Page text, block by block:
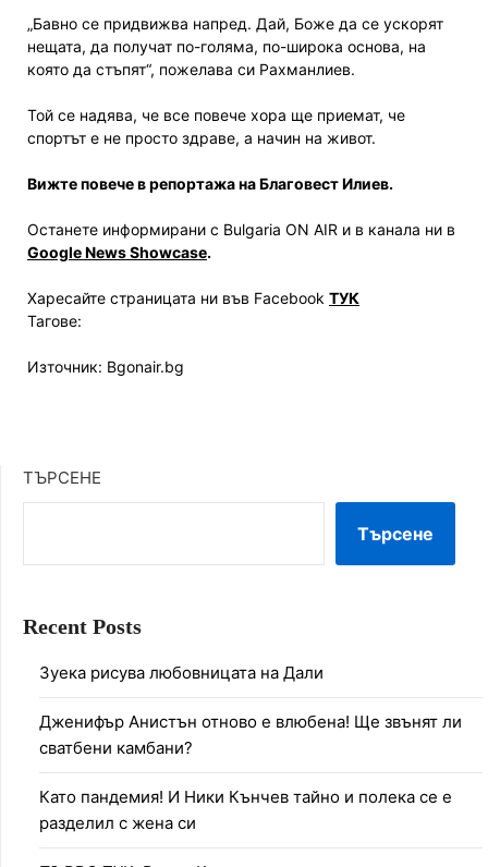
„Бавно се придвижва напред. Дай, Боже да се ускорят
нещата, да получат по-голяма, по-широка основа, на
която да стъпят“, пожелава си Рахманлиев.
Той се надява, че все повече хора ще приемат, че
спортът е не просто здраве, а начин на живот.
Вижте повече в репортажа на Благовест Илиев.
Останете информирани с Bulgaria ON AIR и в канала ни в
Google News Showcase.
Харесайте страницата ни във Facebook ТУК
Тагове:
Източник: Bgonair.bg
ТЪРСЕНЕ
Търсене
Recent Posts
Зуека рисува любовницата на Дали
Дженифър Анистън отново е влюбена! Ще звънят ли
сватбени камбани?
Като пандемия! И Ники Кънчев тайно и полека се е
разделил с жена си